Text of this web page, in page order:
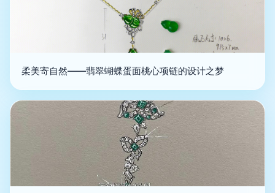
柔美寄自然——翡翠蝴蝶蛋面桃心项链的设计之梦